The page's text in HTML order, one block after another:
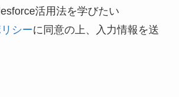
活用法を学びたい
シーに同意の上、入力情報を送